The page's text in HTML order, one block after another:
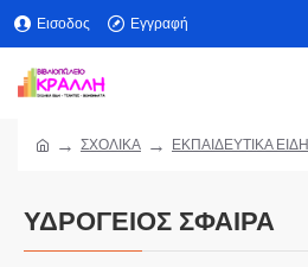
Εισοδος Εγγραφή
ΣΧΟΛΙΚΑ ΕΚΠΑΙΔΕΥΤΙΚΑ ΕΙΔΗ
ΥΔΡΟΓΕΙΟΣ ΣΦΑΙΡΑ